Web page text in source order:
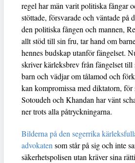
regel har män varit politiska fångar
stöttade, försvarade och väntade på
den politiska fången och mannen,
allt stöd till sin fru, tar hand om
hennes budskap utanför fängelset.
skriver kärleksbrev från fängelset
barn och vädjar om tålamod och
kan kompromissa med diktatorn, för
Sotoudeh och Khandan har vänt
ner trots alla påtryckningarna.
Bilderna på den segerrika
advokatensom står på sig och inte
säkerhetspolisen utan kräver sina